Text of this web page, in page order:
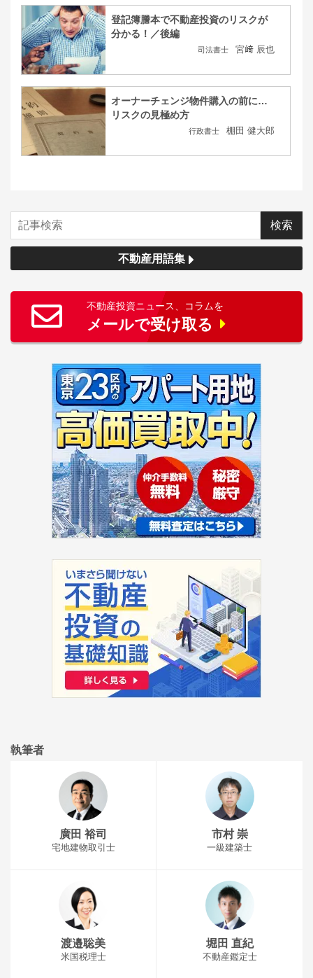
登記簿謄本で不動産投資のリスクが
分かる！／後編
司法書士 宮﨑 辰也
オーナーチェンジ物件購入の前に…
リスクの見極め方
行政書士 棚田 健大郎
不動産用語集
不動産投資ニュース、コラムを
メールで受け取る
執筆者
廣田 裕司
宅地建物取引士
市村 崇
一級建築士
渡邉聡美
米国税理士
堀田 直紀
不動産鑑定士